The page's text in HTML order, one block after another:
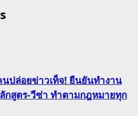
นปล่อยข่าวเท็จ! ยืนยันทำงาน
กสูตร-วีซ่า ทำตามกฎหมายทุก